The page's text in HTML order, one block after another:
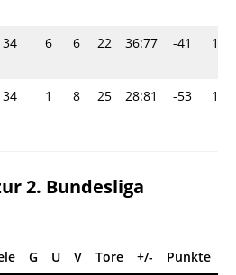
34 6 6 22 36:77 -41 18-
34 1 8 25 28:81 -53 10-
2. Bundesliga
G U V Tore +/- Punkte